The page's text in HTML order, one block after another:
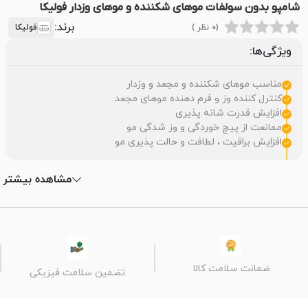
شامپو بدون سولفات موهای شکننده و موهای وزدار فولیکا
(0 نظر ) برند: فولیکا
ویژگی‌ها:
مناسب موهای شکننده و مجعد و وزدار
کنترل کننده وز و فرم دهنده موهای مجعد
افزایش قدرت شانه پذیری
ممانعت از پیچ خوردگی و وز شدگی مو
افزایش براقیت ، لطافت و حالت پذیری مو
مشاهده بیشتر
ضمانت سلامت کالا تضمین سلامت فیزیکی